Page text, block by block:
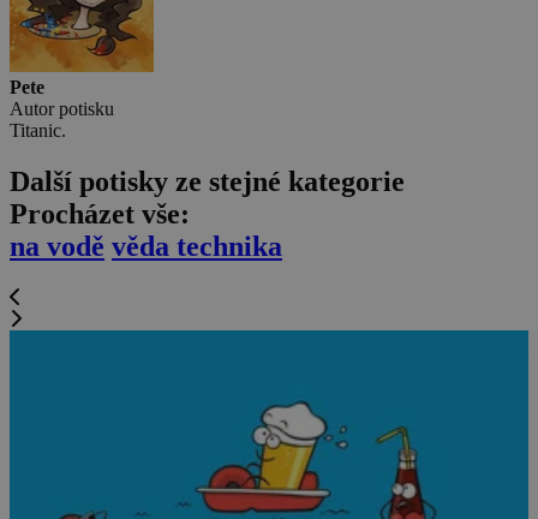
Pete
Autor potisku
Titanic.
Další potisky ze stejné kategorie
Procházet vše:
na vodě věda technika